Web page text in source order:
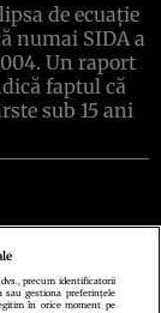
de ecuaţie
numai SIDA a
Un raport
faptul că
sub 15 ani
şi condiţii
precum identificatorii
sau gestiona preferințele
în orice moment pe